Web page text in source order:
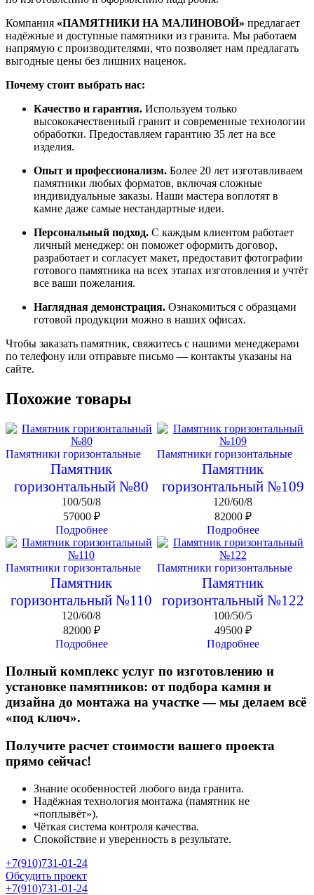
Компания «ПАМЯТНИКИНА МАЛИНОВОЙ» предлагает
надёжные и доступные памятники из гранита. Мы работаем
напрямую с производителями, что позволяет нам предлагать
выгодные цены без лишних наценок.
Почему стоит выбрать нас:
Качество и гарантия. Используем только
высококачественный гранит и современные технологии
обработки. Предоставляем гарантию 35 лет на все
изделия.
Опыт и профессионализм. Более 20 лет изготавливаем
памятники любых форматов, включая сложные
индивидуальные заказы. Наши мастера воплотят в
камне даже самые нестандартные идеи.
Персональный подход. С каждым клиентом работает
личный менеджер: он поможет оформить договор,
разработает и согласует макет, предоставит фотографии
готового памятника на всех этапах изготовления и учтёт
все ваши пожелания.
Наглядная демонстрация. Ознакомиться с образцами
готовой продукции можно в наших офисах.
Чтобы заказать памятник, свяжитесь с нашими менеджерами
по телефону или отправьте письмо — контакты указаны на
сайте.
Похожие товары
Памятники горизонтальные
Памятник
горизонтальный №80
100/50/8
57000 ₽
Подробнее
Памятники горизонтальные
Памятник
горизонтальный №109
120/60/8
82000 ₽
Подробнее
Памятники горизонтальные
Памятник
горизонтальный №110
120/60/8
82000 ₽
Подробнее
Памятники горизонтальные
Памятник
горизонтальный №122
100/50/5
49500 ₽
Подробнее
Полный комплекс услуг по изготовлению и
установке памятников: от подбора камня и
дизайна до монтажа на участке — мы делаем всё
«под ключ».
Получите расчет стоимости вашего проекта
прямо сейчас!
Знание особенностей любого вида гранита.
Надёжная технология монтажа (памятник не
«поплывёт»).
Чёткая система контроля качества.
Спокойствие и уверенность в результате.
+7(910)731-01-24
Обсудить проект
+7(910)731-01-24